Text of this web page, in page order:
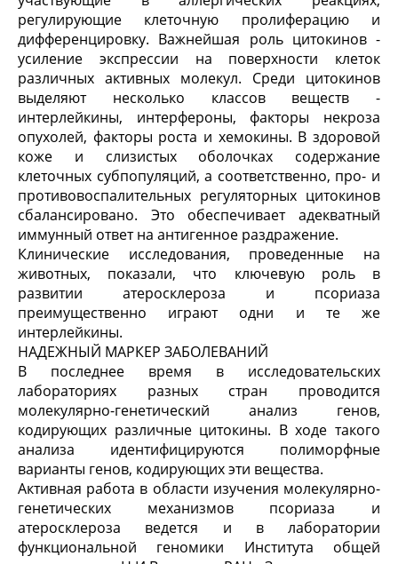
регулирующие клеточную пролиферацию и
дифференцировку. Важнейшая роль цитокинов -
усиление экспрессии на поверхности клеток
различных активных молекул. Среди цитокинов
выделяют несколько классов веществ -
интерлейкины, интерфероны, факторы некроза
опухолей, факторы роста и хемокины. В здоровой
коже и слизистых оболочках содержание
клеточных субпопуляций, а соответственно, про- и
противовоспалительных регуляторных цитокинов
сбалансировано. Это обеспечивает адекватный
иммунный ответ на антигенное раздражение.
Клинические исследования, проведенные на
животных, показали, что ключевую роль в
развитии атеросклероза и псориаза
преимущественно играют одни и те же
интерлейкины.
НАДЕЖНЫЙ МАРКЕР ЗАБОЛЕВАНИЙ
В последнее время в исследовательских
лабораториях разных стран проводится
молекулярно-генетический анализ генов,
кодирующих различные цитокины. В ходе такого
анализа идентифицируются полиморфные
варианты генов, кодирующих эти вещества.
Активная работа в области изучения молекулярно-
генетических механизмов псориаза и
атеросклероза ведется и в лаборатории
функциональной геномики Института общей